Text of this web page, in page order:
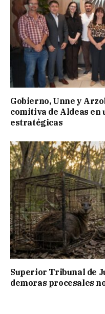
Gobierno, Unne y
comitiva de Aldeas en
estratégicas
Superior Tribunal de
demoras procesales